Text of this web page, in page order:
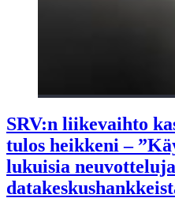
SRV:n liikevaihto
tulos heikkeni –
lukuisia